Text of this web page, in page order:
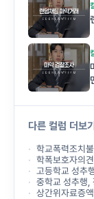
다른 컬럼 더보기
학교폭력조치
학폭보호자의
고등학교 성추
중학교 성추행,
상간위자료증